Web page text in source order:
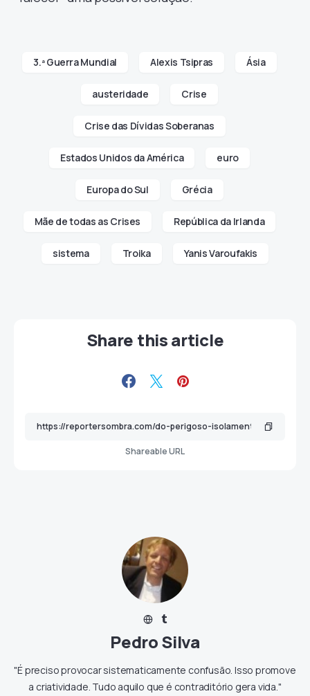
3.ª Guerra Mundial Alexis Tsipras Ásia
austeridade Crise
Crise das Dívidas Soberanas
Estados Unidos da América euro
Europa do Sul Grécia
Mãe de todas as Crises República da Irlanda
sistema Troika Yanis Varoufakis
Share this article
Shareable URL
Pedro Silva
"É preciso provocar sistematicamente confusão. Isso promove
a criatividade. Tudo aquilo que é contraditório gera vida."